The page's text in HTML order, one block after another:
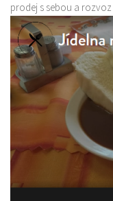
prodej s sebou a rozvoz